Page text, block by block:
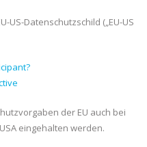
US-Datenschutzschild („EU-US
der EU auch bei
eingehalten werden.